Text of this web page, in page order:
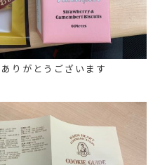
りがとうございます